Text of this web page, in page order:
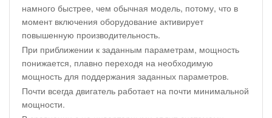
намного быстрее, чем обычная модель, потому, что в
момент включения оборудование активирует
повышенную производительность.
При приближении к заданным параметрам, мощность
понижается, плавно переходя на необходимую
мощность для поддержания заданных параметров.
Почти всегда двигатель работает на почти минимальной
мощности.